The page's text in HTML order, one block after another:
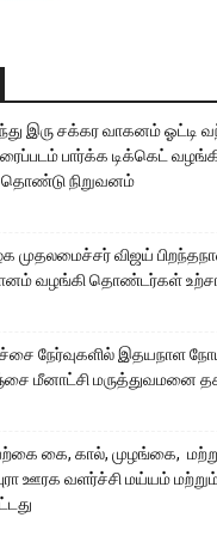
இரு சக்கர வாகனம் ஓட்டி
பார்க்க டிக்கெட்
நிறுவனம்
முதலமைச்சர் விஜய்
வழங்கி தொண்டர்கள்
நேர்வுகளில் இதயநாள
மீனாட்சி மருத்துவமனை
கை, கால், முழங்கை,
புரா ஊரக வளர்ச்சி மய்யம்